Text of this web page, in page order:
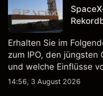
Erhalten Sie im
zum IPO, den
und welche Einflüsse
14:56, 3 August 2026